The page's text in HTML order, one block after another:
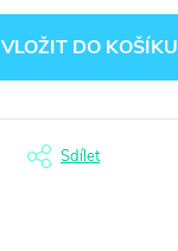
VLOŽIT DO KOŠÍKU
Sdílet